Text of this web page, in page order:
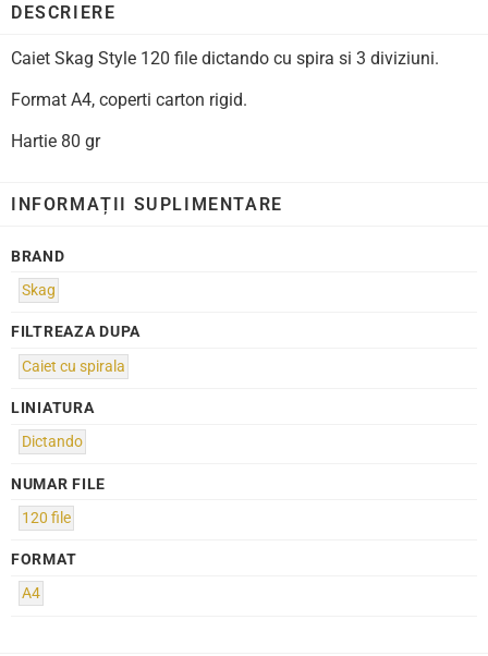
DESCRIERE
Caiet Skag Style 120 file dictando cu spira si 3 diviziuni.
Format A4, coperti carton rigid.
Hartie 80 gr
INFORMAȚII SUPLIMENTARE
BRAND
Skag
FILTREAZA DUPA
Caiet cu spirala
LINIATURA
Dictando
NUMAR FILE
120 file
FORMAT
A4